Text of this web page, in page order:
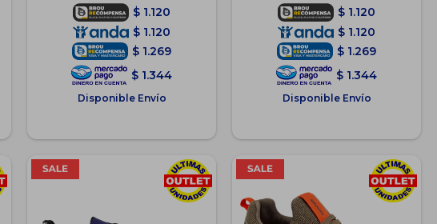
$ 1.120
$ 1.120
$ 1.269
$ 1.344
Disponible Envío
$ 1.120
$ 1.120
$ 1.269
$ 1.344
Disponible Envío